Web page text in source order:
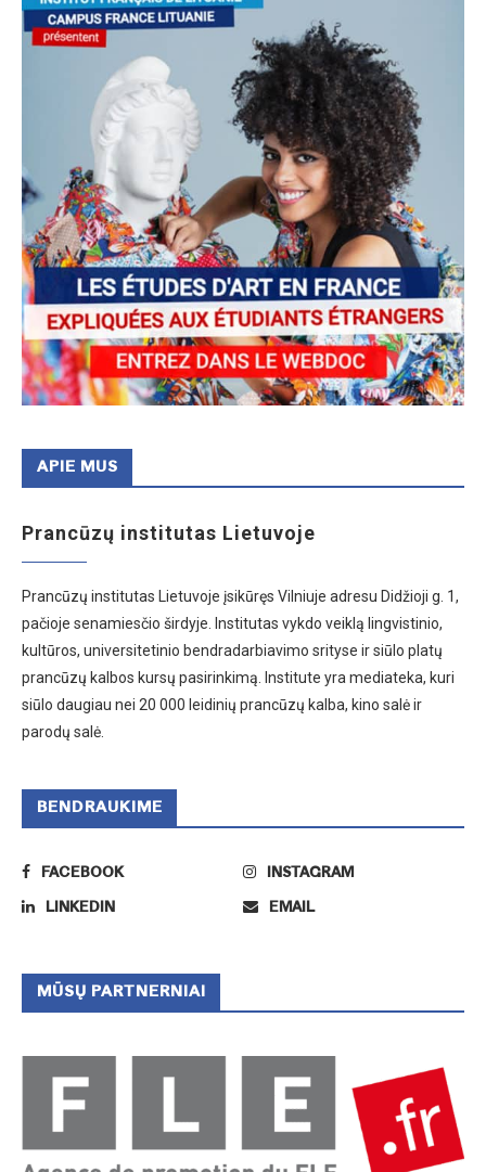
APIE MUS
Prancūzų institutas Lietuvoje
Prancūzų institutas Lietuvoje įsikūręs Vilniuje adresu Didžioji g. 1,
pačioje senamiesčio širdyje. Institutas vykdo veiklą lingvistinio,
kultūros, universitetinio bendradarbiavimo srityse ir siūlo platų
prancūzų kalbos kursų pasirinkimą. Institute yra mediateka, kuri
siūlo daugiau nei 20 000 leidinių prancūzų kalba, kino salė ir
parodų salė.
BENDRAUKIME
FACEBOOK INSTAGRAM
LINKEDIN EMAIL
MŪSŲ PARTNERNIAI